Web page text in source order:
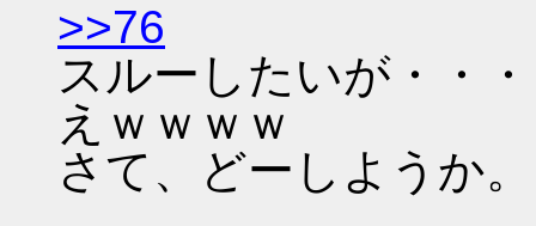
>>76
スルーしたいが・・
えｗｗｗｗ
さて、どーしようか。